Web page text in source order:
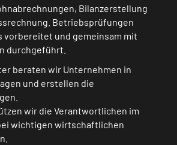
Bilanzerstellung
Betriebsprüfungen
vorbereitet und gemeinsam mit
durchgeführt.
beraten wir Unternehmen in
und erstellen die
wir die Verantwortlichen im
wichtigen wirtschaftlichen